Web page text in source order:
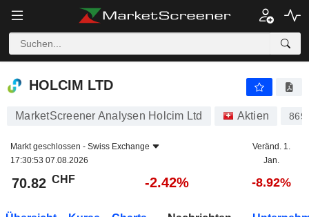
HOLCIM LTD
HOLCIM LTD
MarketScreener Analysen Holcim Ltd Aktien
Markt geschlossen - Swiss Exchange
17:30:53 07.08.2026
Veränd. 1.
Jan.
70.82 CHF -2.42% -8.92%